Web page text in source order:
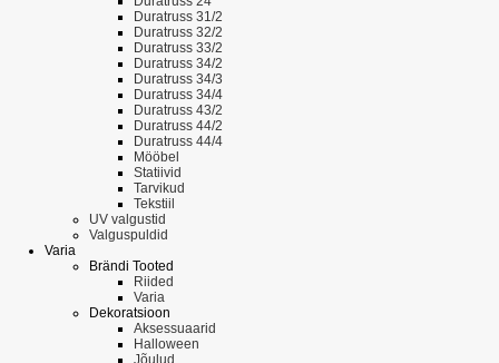
Duratruss 31/2
Duratruss 32/2
Duratruss 33/2
Duratruss 34/2
Duratruss 34/3
Duratruss 34/4
Duratruss 43/2
Duratruss 44/2
Duratruss 44/4
Mööbel
Statiivid
Tarvikud
Tekstiil
UV valgustid
Valguspuldid
Varia
Brändi Tooted
Riided
Varia
Dekoratsioon
Aksessuaarid
Halloween
Jõulud